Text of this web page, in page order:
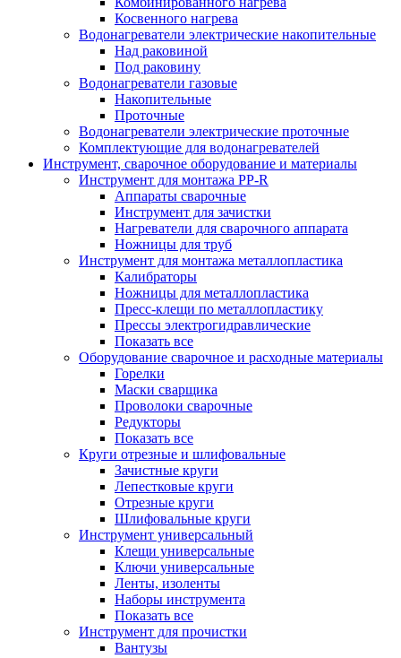
Косвенного нагрева
Водонагреватели электрические накопительные
Над раковиной
Под раковину
Водонагреватели газовые
Накопительные
Проточные
Водонагреватели электрические проточные
Комплектующие для водонагревателей
Инструмент, сварочное оборудование и материалы
Инструмент для монтажа PP-R
Аппараты сварочные
Инструмент для зачистки
Нагреватели для сварочного аппарата
Ножницы для труб
Инструмент для монтажа металлопластика
Калибраторы
Ножницы для металлопластика
Пресс-клещи по металлопластику
Прессы электрогидравлические
Показать все
Оборудование сварочное и расходные материалы
Горелки
Маски сварщика
Проволоки сварочные
Редукторы
Показать все
Круги отрезные и шлифовальные
Зачистные круги
Лепестковые круги
Отрезные круги
Шлифовальные круги
Инструмент универсальный
Клещи универсальные
Ключи универсальные
Ленты, изоленты
Наборы инструмента
Показать все
Инструмент для прочистки
Вантузы